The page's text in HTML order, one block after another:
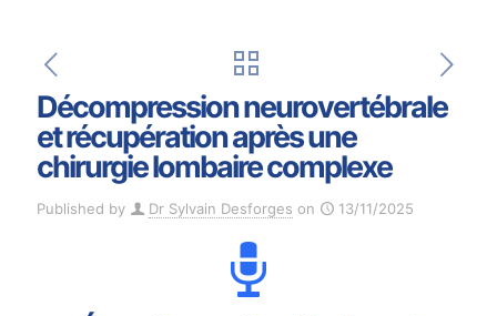
Décompression neurovertébrale
et récupération après une
chirurgie lombaire complexe
Published by Dr Sylvain Desforges on 13/11/2025